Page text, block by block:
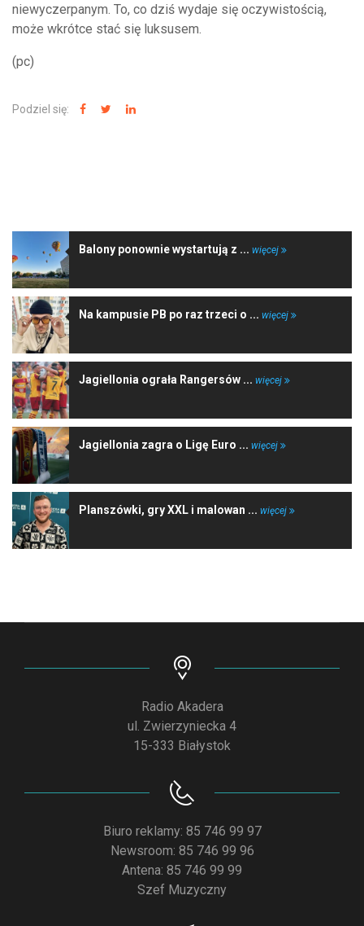
niewyczerpanym. To, co dziś wydaje się oczywistością,
może wkrótce stać się luksusem.
(pc)
Podziel się:
Balony ponownie wystartują z ... więcej
Na kampusie PB po raz trzeci o ... więcej
Jagiellonia ograła Rangersów ... więcej
Jagiellonia zagra o Ligę Euro ... więcej
Planszówki, gry XXL i malowan ... więcej
Radio Akadera
ul. Zwierzyniecka 4
15-333 Białystok
Biuro reklamy: 85 746 99 97
Newsroom: 85 746 99 96
Antena: 85 746 99 99
Szef Muzyczny